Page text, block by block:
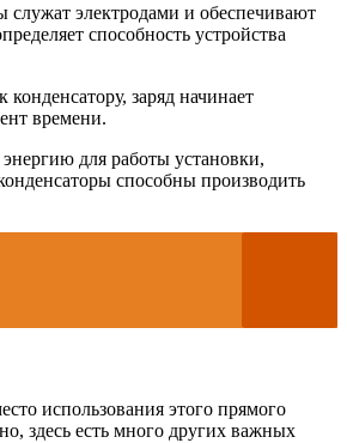
служат электродами и обеспечивают
способность устройства
заряд начинает
времени.
для работы установки,
способны производить
использования этого прямого
здесь есть много других важных